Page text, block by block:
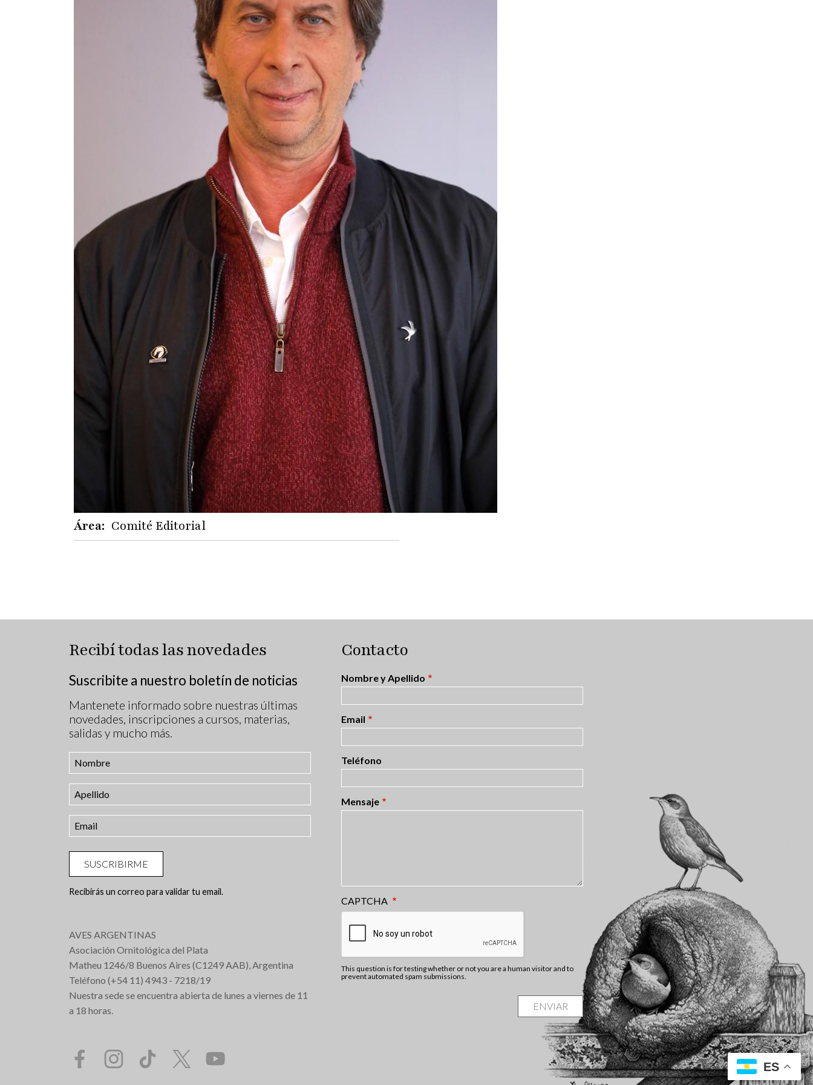
ES
Área Comité Editorial
Recibí todas las novedades
Suscribite a nuestro boletín de noticias
Mantenete informado sobre nuestras últimas
novedades, inscripciones a cursos, materias,
salidas y mucho más.
SUSCRIBIRME
Recibirás un correo para validar tu email.
AVES ARGENTINAS
Asociación Ornitológica del Plata
Matheu 1246/8 Buenos Aires (C1249 AAB), Argentina
Teléfono (+54 11) 4943 - 7218/19
Nuestra sede se encuentra abierta de lunes a viernes de 11
a 18 horas.
Redes Sociales
Contacto
Nombre y Apellido
Email
Teléfono
Mensaje
CAPTCHA
This question is for testing whether or not you are a human visitor and to
prevent automated spam submissions.